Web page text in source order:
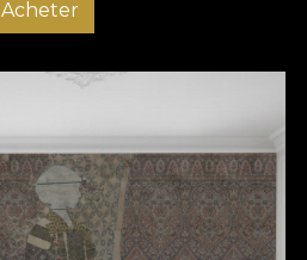
Acheter